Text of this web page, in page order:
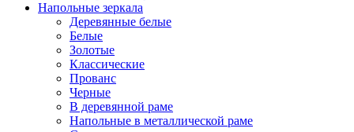
Напольные зеркала
Деревянные белые
Белые
Золотые
Классические
Прованс
Черные
В деревянной раме
Напольные в металлической раме